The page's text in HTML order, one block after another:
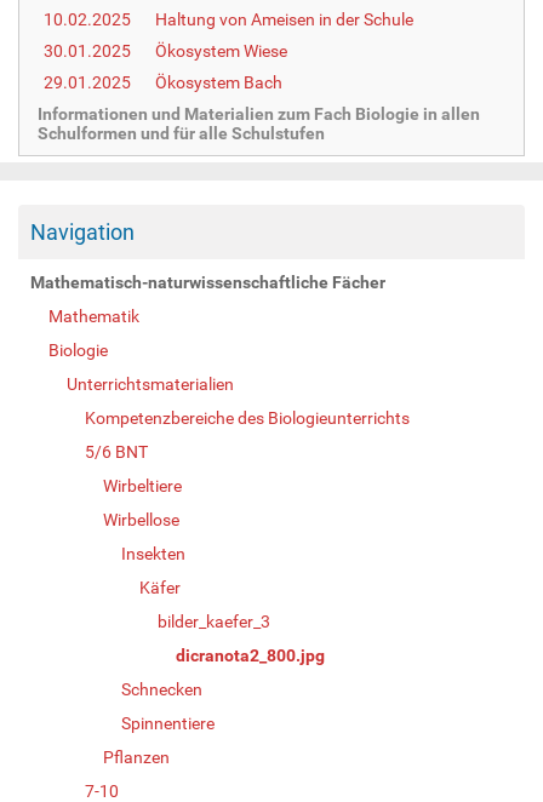
10.02.2025
Haltung von Ameisen in der Schule
30.01.2025
Ökosystem Wiese
29.01.2025
Ökosystem Bach
Informationen und Materialien zum Fach Biologie in allen
Schulformen und für alle Schulstufen
Navigation
Mathematisch-naturwissenschaftliche Fächer
Mathematik
Biologie
Unterrichtsmaterialien
Kompetenzbereiche des Biologieunterrichts
5/6 BNT
Wirbeltiere
Wirbellose
Insekten
Käfer
bilder_kaefer_3
dicranota2_800.jpg
Schnecken
Spinnentiere
Pflanzen
7-10